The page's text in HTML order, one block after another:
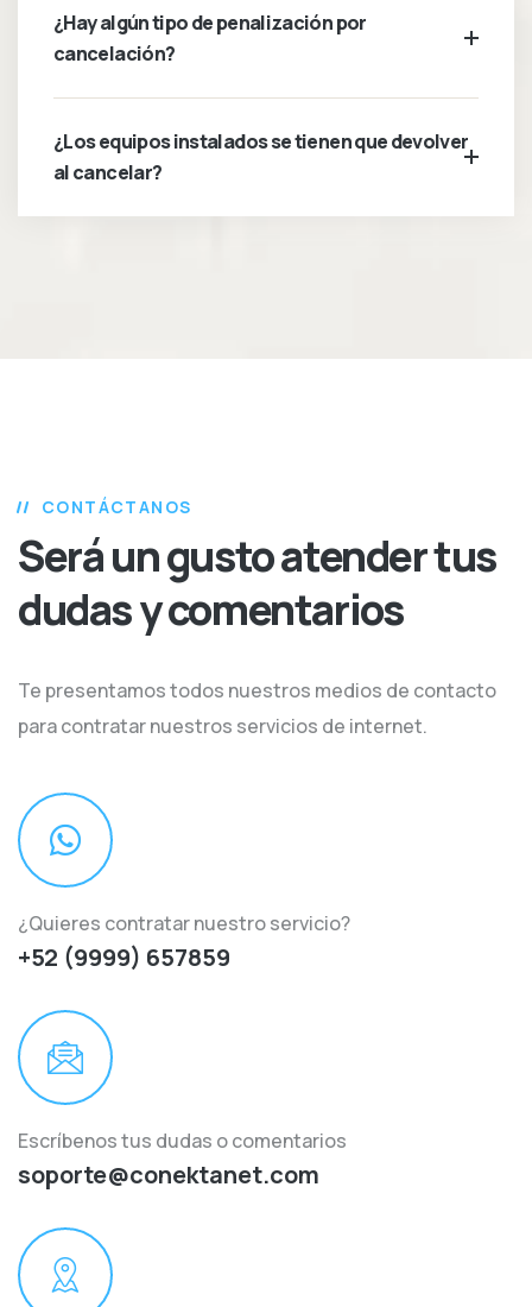
¿Hay algún tipo de penalización por
cancelación?
¿Los equipos instalados se tienen que devolver
al cancelar?
CONTÁCTANOS
Será un gusto atender tus
dudas y comentarios
Te presentamos todos nuestros medios de contacto
para contratar nuestros servicios de internet.
¿Quieres contratar nuestro servicio?
+52 (9999) 657859
Escríbenos tus dudas o comentarios
soporte@conektanet.com